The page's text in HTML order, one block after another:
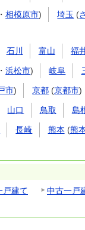
・相模原市) 埼玉 (
石川 富山 福
・浜松市) 岐阜
市) 京都 (京都市)
山口 鳥取 島
長崎 熊本 (熊
戸建て 中古一戸